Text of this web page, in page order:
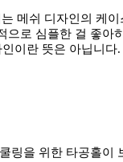
메쉬 디자인의 케
으로 심플한 걸 좋아
인이란 뜻은 아닙니다.
링을 위한 타공홀이